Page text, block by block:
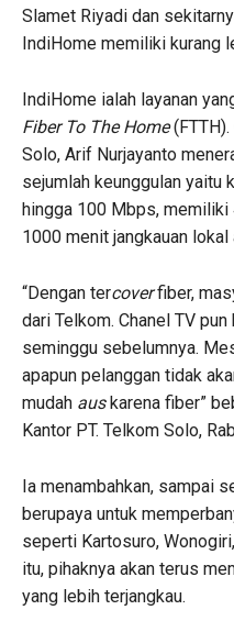
Slamet Riyadi dan
IndiHome memiliki kurang
IndiHome ialah layanan
Fiber To The Home(FTTH).
Solo, Arif Nurjayanto
sejumlah keunggulan yaitu
hingga 100 Mbps,
1000 menit jangkauan lokal
“Dengan tercoverfiber,
dari Telkom. Chanel TV
seminggu sebelumnya.
apapun pelanggan tidak
mudah auskarena fiber”
Kantor PT. Telkom Solo,
Ia menambahkan, sampai
berupaya untuk
seperti Kartosuro,
itu, pihaknya akan terus
yang lebih terjangkau.